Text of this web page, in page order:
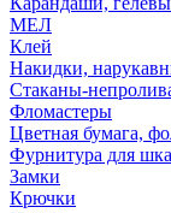
МЕЛ
Клей
Накидки,
Стаканы-
Фломастеры
Цветная бумага,
Фурнитура для
Замки
Крючки